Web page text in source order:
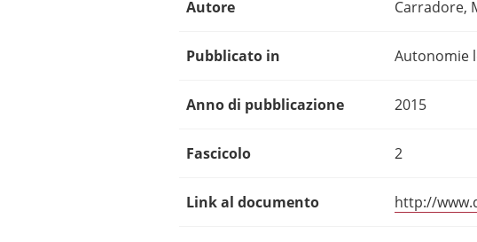
Autore Carradore,
Pubblicato in Autonomie
Anno di pubblicazione 2015
Fascicolo 2
Link al documento http://